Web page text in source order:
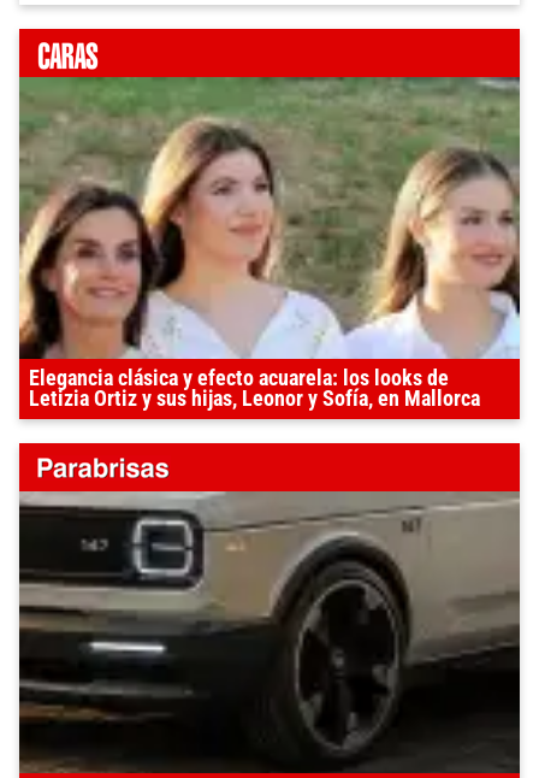
Elegancia clásica y efecto acuarela: los looks de
Letizia Ortiz y sus hijas, Leonor y Sofía, en Mallorca